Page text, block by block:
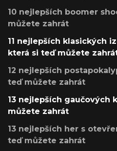
10 nejlepších boomer
můžete zahrát
11 nejlepších klasických
která si teď můžete
12 nejlepších
teď můžete zahrát
13 nejlepších gaučových
můžete zahrát
13 nejlepších her s
teď můžete zahrát